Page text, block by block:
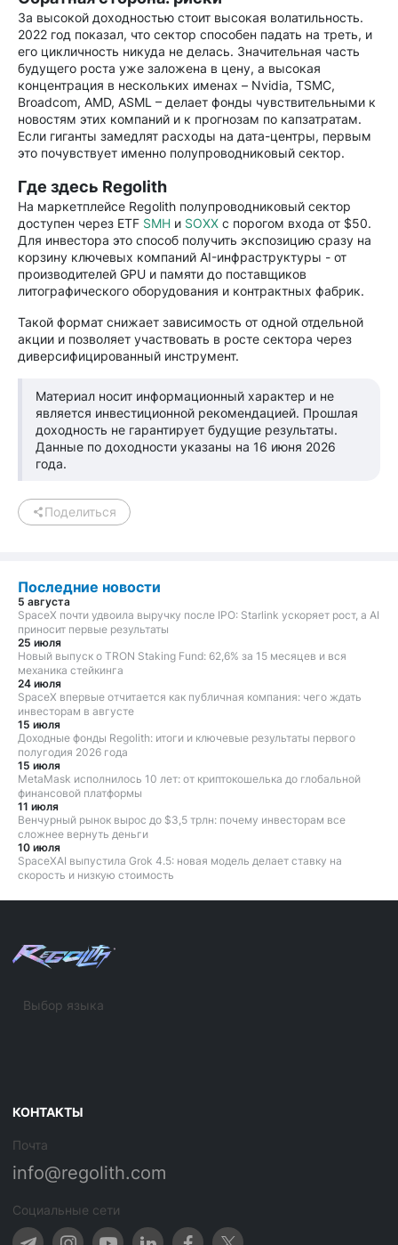
За высокой доходностью стоит высокая волатильность.
2022 год показал, что сектор способен падать на треть, и
его цикличность никуда не делась. Значительная часть
будущего роста уже заложена в цену, а высокая
концентрация в нескольких именах – Nvidia, TSMC,
Broadcom, AMD, ASML – делает фонды чувствительными к
новостям этих компаний и к прогнозам по капзатратам.
Если гиганты замедлят расходы на дата-центры, первым
это почувствует именно полупроводниковый сектор.
Где здесь Regolith
На маркетплейсе Regolith полупроводниковый сектор
доступен через ETF SMH и SOXX с порогом входа от $50.
Для инвестора это способ получить экспозицию сразу на
корзину ключевых компаний AI-инфраструктуры - от
производителей GPU и памяти до поставщиков
литографического оборудования и контрактных фабрик.
Такой формат снижает зависимость от одной отдельной
акции и позволяет участвовать в росте сектора через
диверсифицированный инструмент.
Материал носит информационный характер и не
является инвестиционной рекомендацией. Прошлая
доходность не гарантирует будущие результаты.
Данные по доходности указаны на 16 июня 2026
года.
Поделиться
Последние новости
5 августа
SpaceX почти удвоила выручку после IPO: Starlink ускоряет рост, а AI
приносит первые результаты
25 июля
Новый выпуск о TRON Staking Fund: 62,6% за 15 месяцев и вся
механика стейкинга
24 июля
SpaceX впервые отчитается как публичная компания: чего ждать
инвесторам в августе
15 июля
Доходные фонды Regolith: итоги и ключевые результаты первого
полугодия 2026 года
15 июля
MetaMask исполнилось 10 лет: от криптокошелька до глобальной
финансовой платформы
11 июля
Венчурный рынок вырос до $3,5 трлн: почему инвесторам все
сложнее вернуть деньги
10 июля
SpaceXAI выпустила Grok 4.5: новая модель делает ставку на
скорость и низкую стоимость
Выбор языка
КОНТАКТЫ
Почта
info@regolith.com
Социальные сети